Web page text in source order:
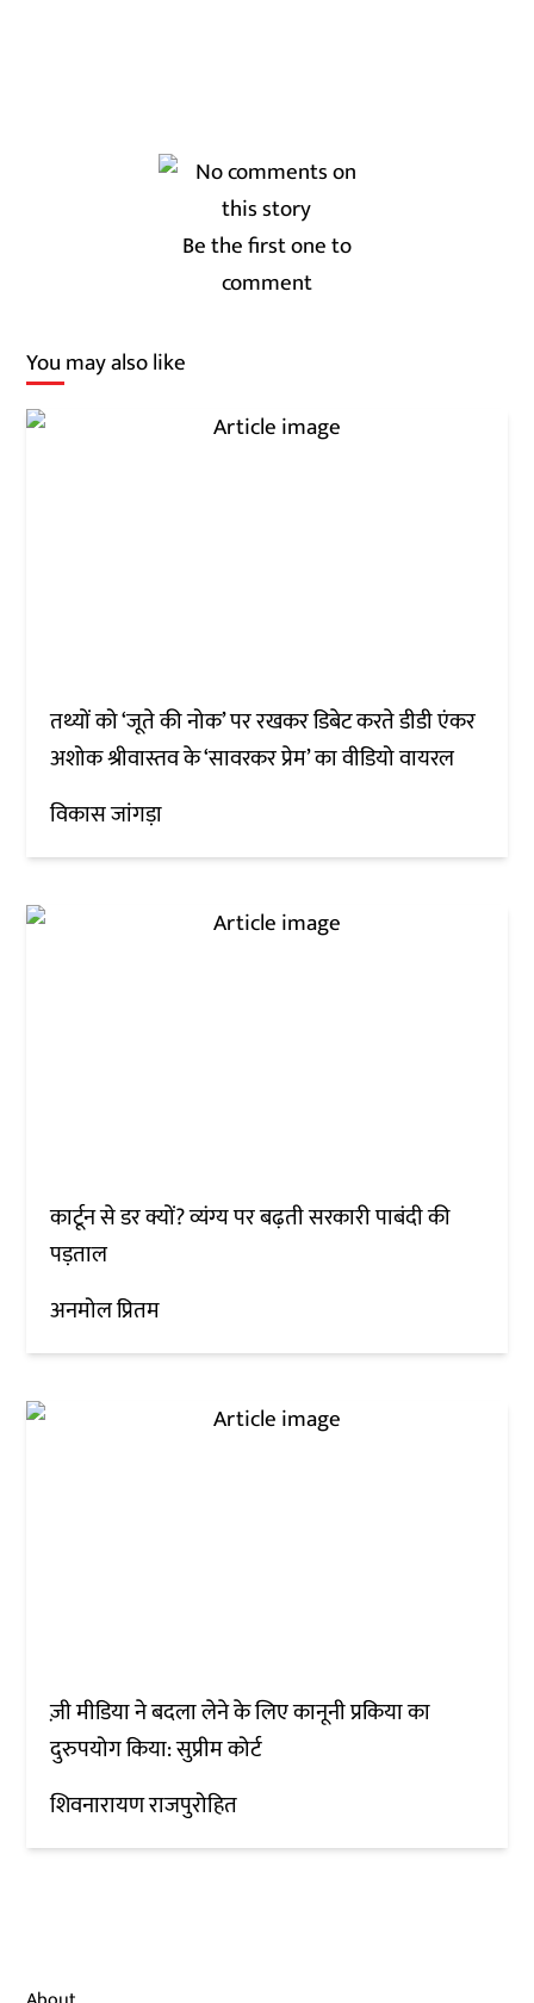
Be the first one to
comment
You may also like
तथ्यों को ‘जूते की नोक’ पर रखकर डिबेट करते डीडी एंकर
अशोक श्रीवास्तव के ‘सावरकर प्रेम’ का वीडियो वायरल
विकास जांगड़ा
कार्टून से डर क्यों? व्यंग्य पर बढ़ती सरकारी पाबंदी की
पड़ताल
अनमोल प्रितम
ज़ी मीडिया ने बदला लेने के लिए कानूनी प्रकिया का
दुरुपयोग किया: सुप्रीम कोर्ट
शिवनारायण राजपुरोहित